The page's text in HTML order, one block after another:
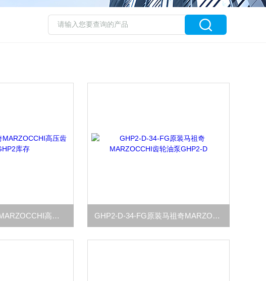
GHP2-D13马祖奇MARZOCCHI高压齿轮油泵GHP2库存 GHP2-D-34-FG原装马祖奇MARZOCCHI齿轮油泵GHP2-D